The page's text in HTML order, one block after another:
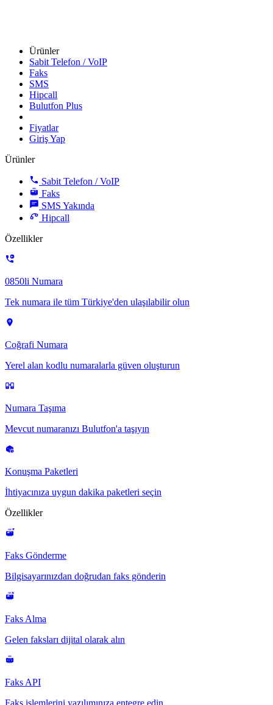
Ürünler
Sabit Telefon / VoIP
Faks
SMS
Hipcall
Bulutfon Plus
Fiyatlar
Giriş Yap
Ürünler
Sabit Telefon / VoIP
Faks
SMS Yakında
Hipcall
Özellikler
0850li Numara
Tek numara ile tüm Türkiye'den ulaşılabilir olun
Coğrafi Numara
Yerel alan kodlu numaralarla güven oluşturun
Numara Taşıma
Mevcut numaranızı Bulutfon'a taşıyın
Konuşma Paketleri
İhtiyacınıza uygun dakika paketleri seçin
Özellikler
Faks Gönderme
Bilgisayarınızdan doğrudan faks gönderin
Faks Alma
Gelen faksları dijital olarak alın
Faks API